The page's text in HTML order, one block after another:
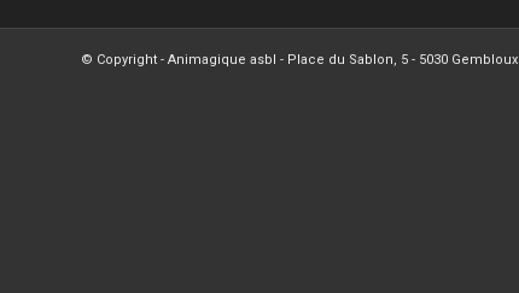
© Copyright - Animagique asbl - Place du Sablon, 5 - 5030 Gembloux